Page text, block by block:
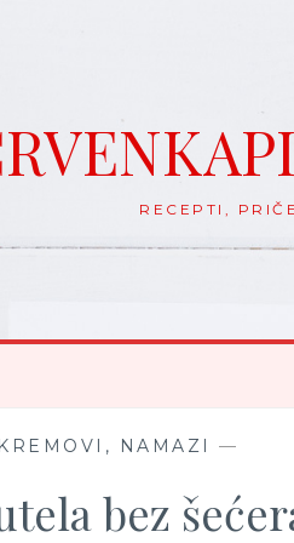
RECEPTI,
NAMAZI —
bez